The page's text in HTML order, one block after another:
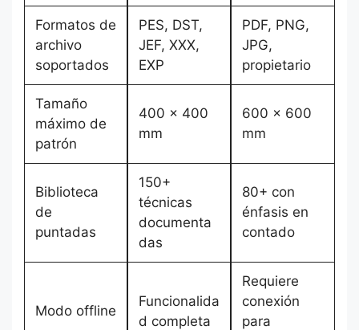
Formatos de
archivo
soportados
PES, DST,
JEF, XXX,
EXP
PDF, PNG,
JPG,
propietario
Tamaño
máximo de
patrón
400 x 400
mm
600 x 600
mm
Biblioteca
de
puntadas
150+
técnicas
documenta
das
80+ con
énfasis en
contado
Modo offline
Funcionalida
d completa
Requiere
conexión
para